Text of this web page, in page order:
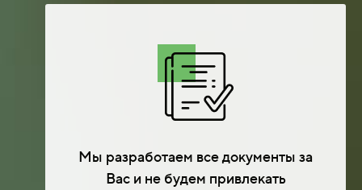
Мы разработаем все документы за
Вас и не будем привлекать